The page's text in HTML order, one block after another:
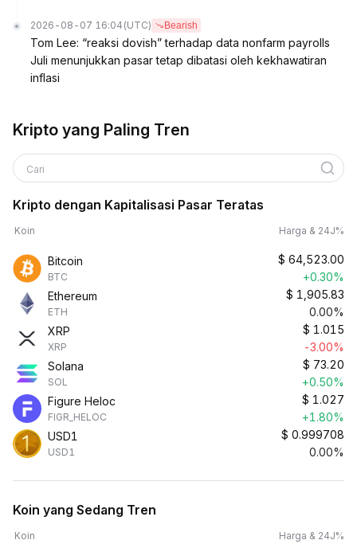
2026-08-07 16:04 (UTC) Bearish
Tom Lee: “reaksi dovish” terhadap data nonfarm payrolls
Juli menunjukkan pasar tetap dibatasi oleh kekhawatiran
inflasi
Kripto yang Paling Tren
Cari
Kripto dengan Kapitalisasi Pasar Teratas
Koin Harga & 24J%
Bitcoin
BTC
$ 64,523.00
+0.30%
Ethereum
ETH
$ 1,905.83
0.00%
XRP
XRP
$ 1.015
-3.00%
Solana
SOL
$ 73.20
+0.50%
Figure Heloc
FIGR_HELOC
$ 1.027
+1.80%
USD1
USD1
$ 0.999708
0.00%
Koin yang Sedang Tren
Koin Harga & 24J%